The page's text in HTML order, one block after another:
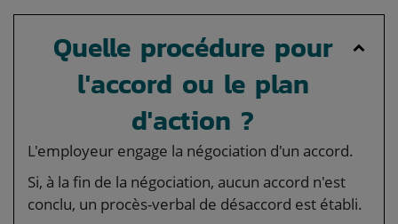
Quelle procédure pour
l'accord ou le plan
d'action ?
L'employeur engage la négociation d'un accord.
Si, à la fin de la négociation, aucun accord n'est
conclu, un procès-verbal de désaccord est établi.